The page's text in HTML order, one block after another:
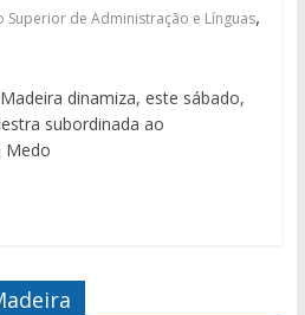
Superior de Administração e Línguas,
dinamiza, este sábado,
subordinada ao
Medo